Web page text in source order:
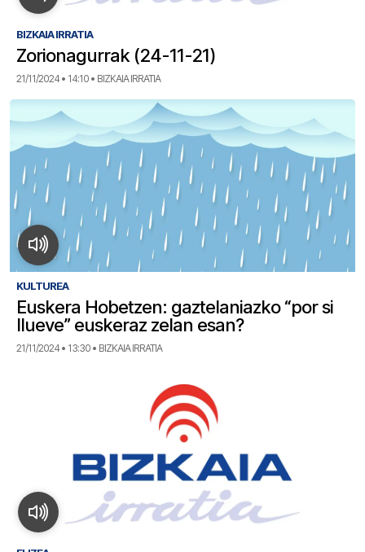
BIZKAIA IRRATIA
Zorionagurrak (24-11-21)
21/11/2024 • 14:10 • BIZKAIA IRRATIA
KULTUREA
Euskera Hobetzen: gaztelaniazko “por si
llueve” euskeraz zelan esan?
21/11/2024 • 13:30 • BIZKAIA IRRATIA